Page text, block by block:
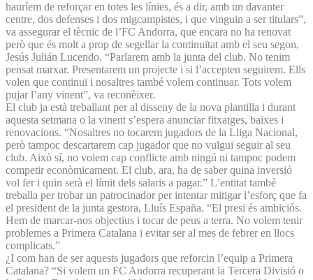
hauríem de reforçar en totes les línies, és a dir, amb un davanter
centre, dos defenses i dos migcampistes, i que vinguin a ser titulars”,
va assegurar el tècnic de l’FC Andorra, que encara no ha renovat
però que és molt a prop de segellar la continuïtat amb el seu segon,
Jesús Julián Lucendo. “Parlarem amb la junta del club. No tenim
pensat marxar. Presentarem un projecte i si l’accepten seguirem. Ells
volen que continuï i nosaltres també volem continuar. Tots volem
pujar l’any vinent”, va reconèixer.
El club ja està treballant per al disseny de la nova plantilla i durant
aquesta setmana o la vinent s’espera anunciar fitxatges, baixes i
renovacions. “Nosaltres no tocarem jugadors de la Lliga Nacional,
però tampoc descartarem cap jugador que no vulgui seguir al seu
club. Això sí, no volem cap conflicte amb ningú ni tampoc podem
competir econòmicament. El club, ara, ha de saber quina inversió
vol fer i quin serà el límit dels salaris a pagar.” L’entitat també
treballa per trobar un patrocinador per intentar mitigar l’esforç que fa
el president de la junta gestora, Lluís España. “El presi és ambiciós.
Hem de marcar-nos objectius i tocar de peus a terra. No volem tenir
problemes a Primera Catalana i evitar ser al mes de febrer en llocs
complicats.”
¿I com han de ser aquests jugadors que reforcin l’equip a Primera
Catalana? “Si volem un FC Andorra recuperant la Tercera Divisió o